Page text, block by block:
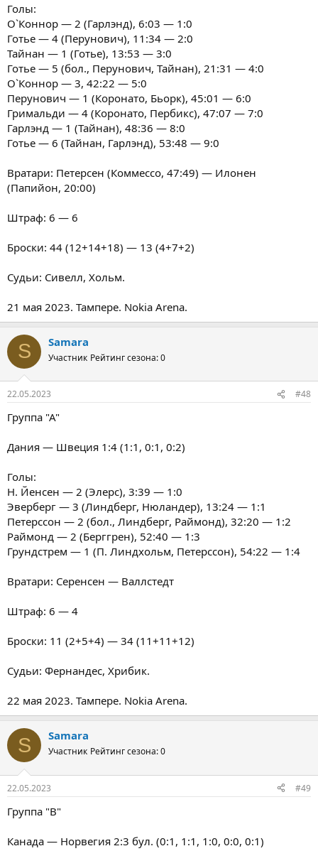
Голы:
О`Коннор — 2 (Гарлэнд), 6:03 — 1:0
Готье — 4 (Перунович), 11:34 — 2:0
Тайнан — 1 (Готье), 13:53 — 3:0
Готье — 5 (бол., Перунович, Тайнан), 21:31 — 4:0
О`Коннор — 3, 42:22 — 5:0
Перунович — 1 (Коронато, Бьорк), 45:01 — 6:0
Гримальди — 4 (Коронато, Пербикс), 47:07 — 7:0
Гарлэнд — 1 (Тайнан), 48:36 — 8:0
Готье — 6 (Тайнан, Гарлэнд), 53:48 — 9:0
Вратари: Петерсен (Коммессо, 47:49) — Илонен
(Папийон, 20:00)
Штраф: 6 — 6
Броски: 44 (12+14+18) — 13 (4+7+2)
Судьи: Сивелл, Хольм.
21 мая 2023. Тампере. Nokia Arena.
S Samara
Участник Рейтинг сезона: 0
22.05.2023 #48
Группа "А"
Дания — Швеция 1:4 (1:1, 0:1, 0:2)
Голы:
Н. Йенсен — 2 (Элерс), 3:39 — 1:0
Эверберг — 3 (Линдберг, Нюландер), 13:24 — 1:1
Петерссон — 2 (бол., Линдберг, Раймонд), 32:20 — 1:2
Раймонд — 2 (Берггрен), 52:40 — 1:3
Грундстрем — 1 (П. Линдхольм, Петерссон), 54:22 — 1:4
Вратари: Серенсен — Валлстедт
Штраф: 6 — 4
Броски: 11 (2+5+4) — 34 (11+11+12)
Судьи: Фернандес, Хрибик.
22 мая 2023. Тампере. Nokia Arena.
S Samara
Участник Рейтинг сезона: 0
22.05.2023 #49
Группа "В"
Канада — Норвегия 2:3 бул. (0:1, 1:1, 1:0, 0:0, 0:1)